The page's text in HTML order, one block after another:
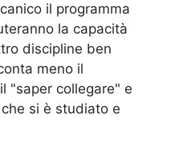
il programma
la capacità
discipline ben
meno il
"saper collegare" e
si è studiato e